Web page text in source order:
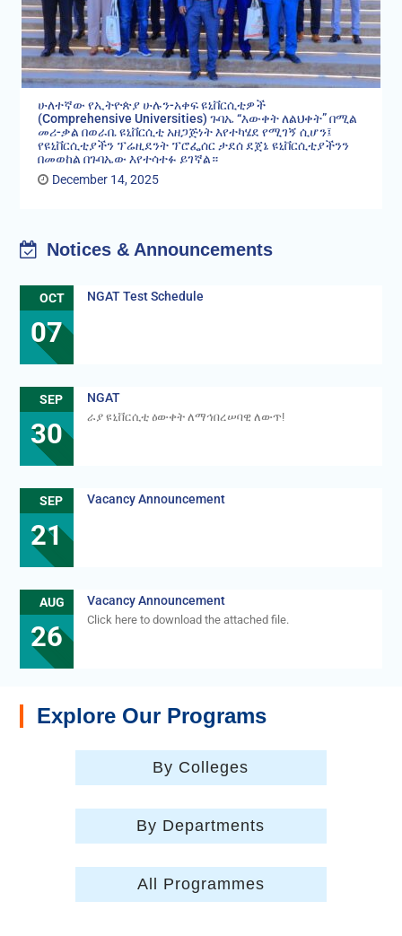
ሁለተኛው የኢትዮጵያ ሁሉን-አቀፍ ዩኒቨርሲቲዎች
(Comprehensive Universities) ጉባኤ “እውቀት ለልህቀት” በሚል
መሪ-ቃል በወራቤ ዩኒቨርሲቲ አዘጋጅነት እየተካሄደ የሚገኝ ሲሆን፤
የዩኒቨርሲቲያችን ፕሬዚደንት ፕሮፌሰር ታደሰ ደጀኔ ዩኒቨርሲቲያችንን
በመወከል በጉባኤው እየተሳተፉ ይገኛል።
December 14, 2025
Notices & Announcements
OCT
07
NGAT Test Schedule
SEP
30
NGAT
ራያ ዩኒቨርሲቲ ዕውቀት ለማኅበረሠባዊ ለውጥ!
SEP
21
Vacancy Announcement
AUG
26
Vacancy Announcement
Click here to download the attached file.
Explore Our Programs
By Colleges
By Departments
All Programmes